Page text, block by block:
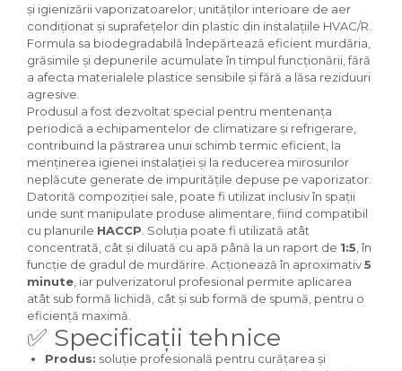
și igienizării vaporizatoarelor, unităților interioare de aer
condiționat și suprafețelor din plastic din instalațiile HVAC/R.
Formula sa biodegradabilă îndepărtează eficient murdăria,
grăsimile și depunerile acumulate în timpul funcționării, fără
a afecta materialele plastice sensibile și fără a lăsa reziduuri
agresive.
Produsul a fost dezvoltat special pentru mentenanța
periodică a echipamentelor de climatizare și refrigerare,
contribuind la păstrarea unui schimb termic eficient, la
menținerea igienei instalației și la reducerea mirosurilor
neplăcute generate de impuritățile depuse pe vaporizator.
Datorită compoziției sale, poate fi utilizat inclusiv în spații
unde sunt manipulate produse alimentare, fiind compatibil
cu planurile HACCP . Soluția poate fi utilizată atât
concentrată, cât și diluată cu apă până la un raport de 1:5 , în
funcție de gradul de murdărire. Acționează în aproximativ5
minute , iar pulverizatorul profesional permite aplicarea
atât sub formă lichidă, cât și sub formă de spumă, pentru o
eficiență maximă.
✅ Specificații tehnice
Produs: soluție profesională pentru curățarea și